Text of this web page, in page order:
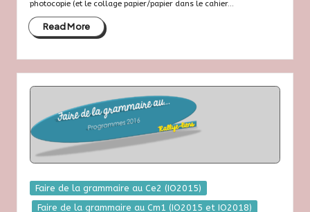
photocopie (et le collage papier/papier dans le cahier...
Read More
Posted
in
Faire de la grammaire au Ce2 (IO2015)
Faire de la grammaire au Cm1 (IO2015 et IO2018)